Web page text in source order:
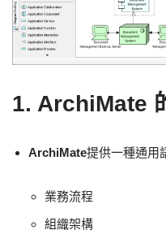
1. ArchiMate
ArchiMate提供一種通用
業務流程
組織架構